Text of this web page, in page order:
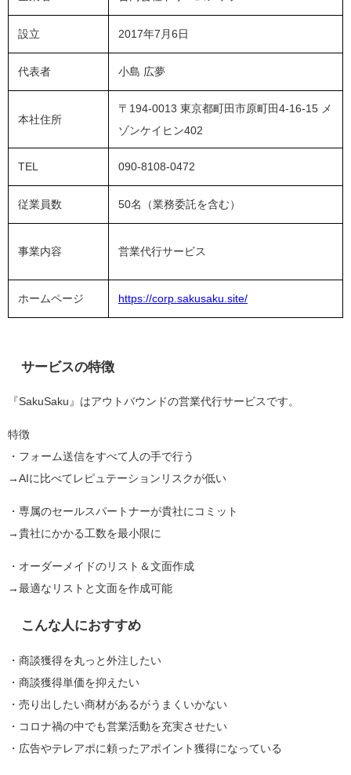
設立 2017年7月6日
代表者 小島 広夢
本社住所
〒194-0013 東京都町田市原町田4-16-15 メ
ゾンケイヒン402
TEL 090-8108-0472
従業員数 50名（業務委託を含む）
事業内容 営業代行サービス
ホームページ https://corp.sakusaku.site/
サービスの特徴
『SakuSaku』はアウトバウンドの営業代行サービスです。
特徴
・フォーム送信をすべて人の手で行う
→AIに比べてレピュテーションリスクが低い
・専属のセールスパートナーが貴社にコミット
→貴社にかかる工数を最小限に
・オーダーメイドのリスト＆文面作成
→最適なリストと文面を作成可能
こんな人におすすめ
・商談獲得を丸っと外注したい
・商談獲得単価を抑えたい
・売り出したい商材があるがうまくいかない
・コロナ禍の中でも営業活動を充実させたい
・広告やテレアポに頼ったアポイント獲得になっている